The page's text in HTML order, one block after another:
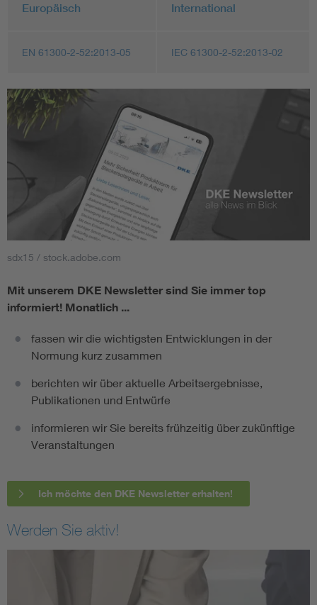
Europäisch International
EN 61300-2-52:2013-05 IEC 61300-2-52:2013-02
sdx15 / stock.adobe.com
Mit unserem DKE Newsletter sind Sie immer top
informiert! Monatlich ...
fassen wir die wichtigsten Entwicklungen in der
Normung kurz zusammen
berichten wir über aktuelle Arbeitsergebnisse,
Publikationen und Entwürfe
informieren wir Sie bereits frühzeitig über zukünftige
Veranstaltungen
Ich möchte den DKE Newsletter erhalten!
Werden Sie aktiv!